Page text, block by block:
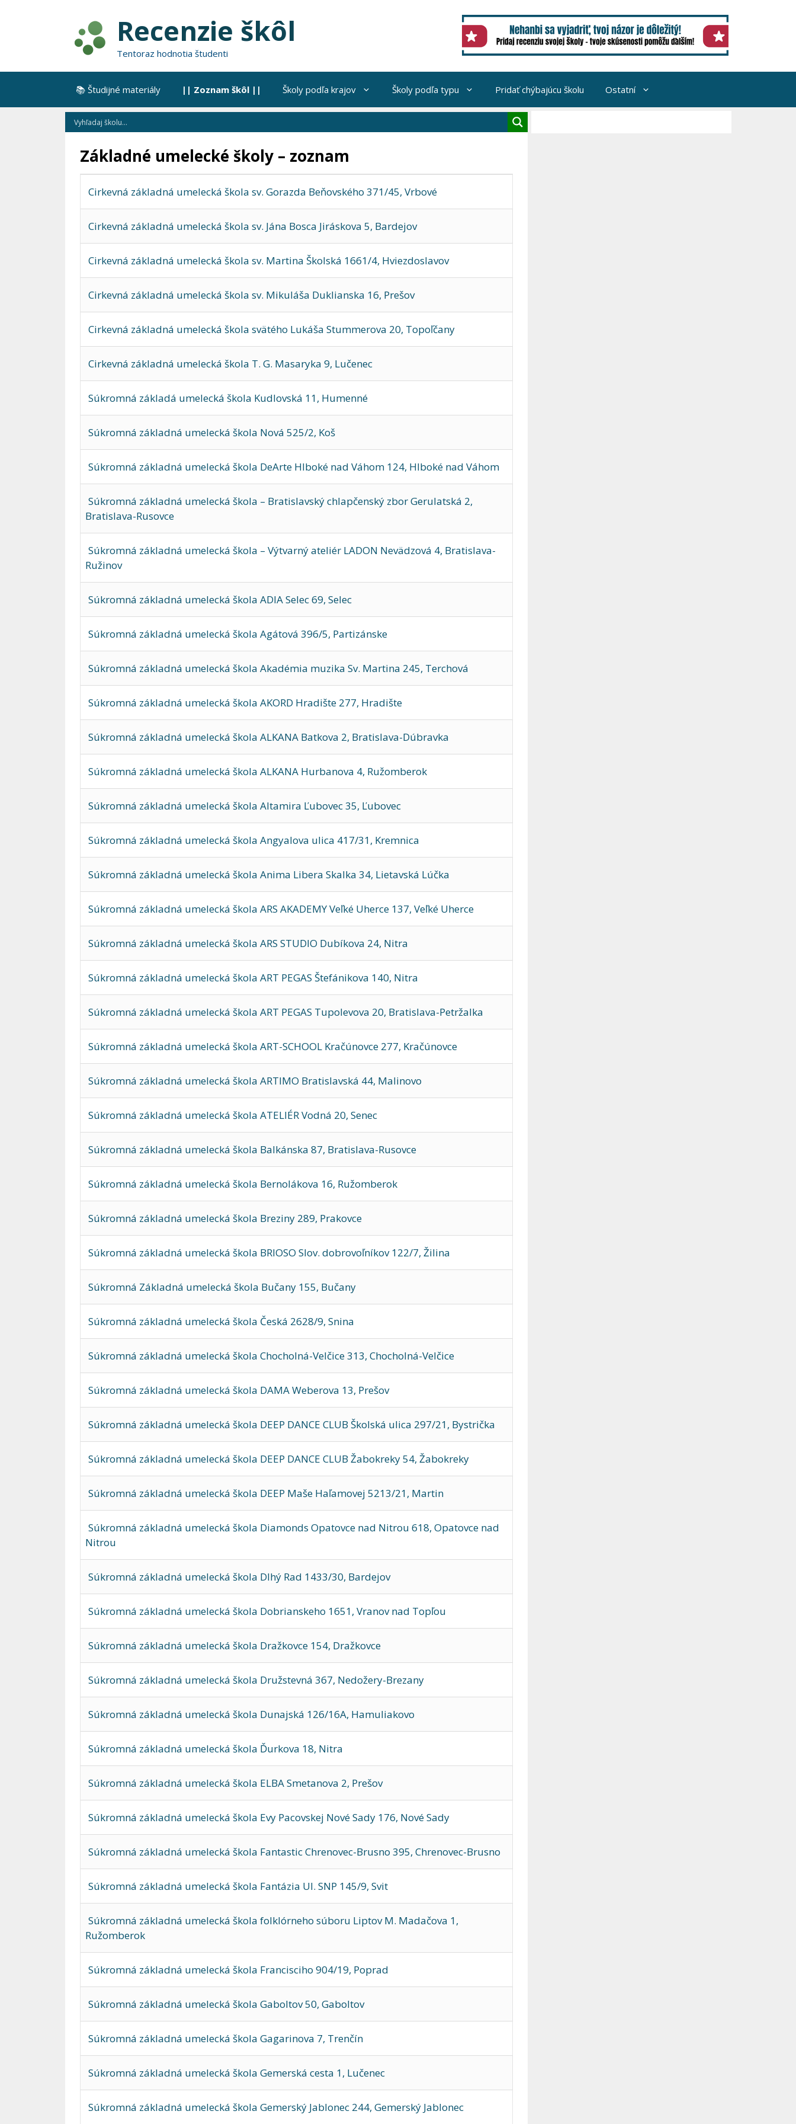
Recenzie škôl
Tentoraz hodnotia študenti
📚 Študijné materiály || Zoznam škôl || Školy podľa krajov Školy podľa typu Pridať chýbajúcu školu Ostatní
Základné umelecké školy – zoznam
Cirkevná základná umelecká škola sv. Gorazda Beňovského 371/45, Vrbové
Cirkevná základná umelecká škola sv. Jána Bosca Jiráskova 5, Bardejov
Cirkevná základná umelecká škola sv. Martina Školská 1661/4, Hviezdoslavov
Cirkevná základná umelecká škola sv. Mikuláša Duklianska 16, Prešov
Cirkevná základná umelecká škola svätého Lukáša Stummerova 20, Topoľčany
Cirkevná základná umelecká škola T. G. Masaryka 9, Lučenec
Súkromná základá umelecká škola Kudlovská 11, Humenné
Súkromná základná umelecká škola Nová 525/2, Koš
Súkromná základná umelecká škola DeArte Hlboké nad Váhom 124, Hlboké nad Váhom
Súkromná základná umelecká škola – Bratislavský chlapčenský zbor Gerulatská 2,
Bratislava-Rusovce
Súkromná základná umelecká škola – Výtvarný ateliér LADON Nevädzová 4, Bratislava-
Ružinov
Súkromná základná umelecká škola ADIA Selec 69, Selec
Súkromná základná umelecká škola Agátová 396/5, Partizánske
Súkromná základná umelecká škola Akadémia muzika Sv. Martina 245, Terchová
Súkromná základná umelecká škola AKORD Hradište 277, Hradište
Súkromná základná umelecká škola ALKANA Batkova 2, Bratislava-Dúbravka
Súkromná základná umelecká škola ALKANA Hurbanova 4, Ružomberok
Súkromná základná umelecká škola Altamira Ľubovec 35, Ľubovec
Súkromná základná umelecká škola Angyalova ulica 417/31, Kremnica
Súkromná základná umelecká škola Anima Libera Skalka 34, Lietavská Lúčka
Súkromná základná umelecká škola ARS AKADEMY Veľké Uherce 137, Veľké Uherce
Súkromná základná umelecká škola ARS STUDIO Dubíkova 24, Nitra
Súkromná základná umelecká škola ART PEGAS Štefánikova 140, Nitra
Súkromná základná umelecká škola ART PEGAS Tupolevova 20, Bratislava-Petržalka
Súkromná základná umelecká škola ART-SCHOOL Kračúnovce 277, Kračúnovce
Súkromná základná umelecká škola ARTIMO Bratislavská 44, Malinovo
Súkromná základná umelecká škola ATELIÉR Vodná 20, Senec
Súkromná základná umelecká škola Balkánska 87, Bratislava-Rusovce
Súkromná základná umelecká škola Bernolákova 16, Ružomberok
Súkromná základná umelecká škola Breziny 289, Prakovce
Súkromná základná umelecká škola BRIOSO Slov. dobrovoľníkov 122/7, Žilina
Súkromná Základná umelecká škola Bučany 155, Bučany
Súkromná základná umelecká škola Česká 2628/9, Snina
Súkromná základná umelecká škola Chocholná-Velčice 313, Chocholná-Velčice
Súkromná základná umelecká škola DAMA Weberova 13, Prešov
Súkromná základná umelecká škola DEEP DANCE CLUB Školská ulica 297/21, Bystrička
Súkromná základná umelecká škola DEEP DANCE CLUB Žabokreky 54, Žabokreky
Súkromná základná umelecká škola DEEP Maše Haľamovej 5213/21, Martin
Súkromná základná umelecká škola Diamonds Opatovce nad Nitrou 618, Opatovce nad
Nitrou
Súkromná základná umelecká škola Dlhý Rad 1433/30, Bardejov
Súkromná základná umelecká škola Dobrianskeho 1651, Vranov nad Topľou
Súkromná základná umelecká škola Dražkovce 154, Dražkovce
Súkromná základná umelecká škola Družstevná 367, Nedožery-Brezany
Súkromná základná umelecká škola Dunajská 126/16A, Hamuliakovo
Súkromná základná umelecká škola Ďurkova 18, Nitra
Súkromná základná umelecká škola ELBA Smetanova 2, Prešov
Súkromná základná umelecká škola Evy Pacovskej Nové Sady 176, Nové Sady
Súkromná základná umelecká škola Fantastic Chrenovec-Brusno 395, Chrenovec-Brusno
Súkromná základná umelecká škola Fantázia Ul. SNP 145/9, Svit
Súkromná základná umelecká škola folklórneho súboru Liptov M. Madačova 1,
Ružomberok
Súkromná základná umelecká škola Francisciho 904/19, Poprad
Súkromná základná umelecká škola Gaboltov 50, Gaboltov
Súkromná základná umelecká škola Gagarinova 7, Trenčín
Súkromná základná umelecká škola Gemerská cesta 1, Lučenec
Súkromná základná umelecká škola Gemerský Jablonec 244, Gemerský Jablonec